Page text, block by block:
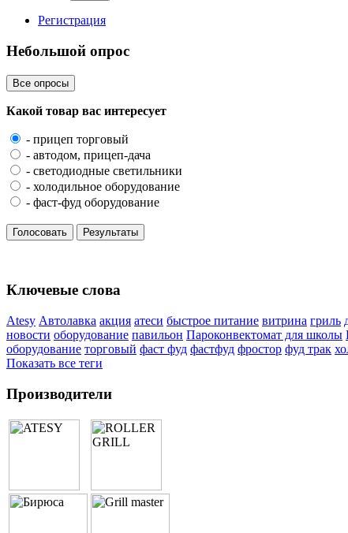
Регистрация
Небольшой опрос
Все опросы
Какой товар вас интересует
- прицеп торговый
- автодом, прицеп-дача
- светодиодные светильники
- холодильное оборудование
- фаст-фуд оборудование
Голосовать Результаты
Ключевые слова
Atesy Автолавка акция атеси быстрое питание витрина гриль
новости оборудование павильон Пароконвектомат для школы
оборудование торговый фаст фуд фастфуд фростор фуд трак
Показать все теги
Производители